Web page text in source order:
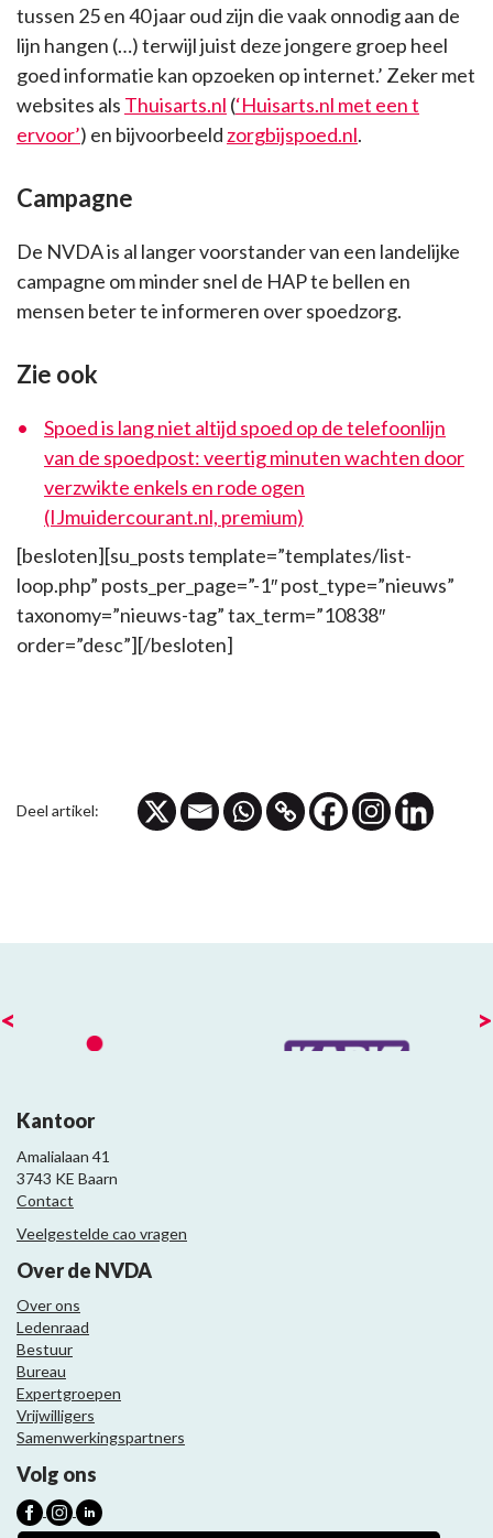
tussen 25 en 40 jaar oud zijn die vaak onnodig aan de
lijn hangen (…) terwijl juist deze jongere groep heel
goed informatie kan opzoeken op internet.’ Zeker met
websites als Thuisarts.nl (‘Huisarts.nl met een t
ervoor’) en bijvoorbeeld zorgbijspoed.nl.
Campagne
De NVDA is al langer voorstander van een landelijke
campagne om minder snel de HAP te bellen en
mensen beter te informeren over spoedzorg.
Zie ook
Spoed is lang niet altijd spoed op de telefoonlijn
van de spoedpost: veertig minuten wachten door
verzwikte enkels en rode ogen
(IJmuidercourant.nl, premium)
[besloten][su_posts template=”templates/list-
loop.php” posts_per_page=”-1″ post_type=”nieuws”
taxonomy=”nieuws-tag” tax_term=”10838″
order=”desc”][/besloten]
Deel artikel:
< >
Kantoor
Amalialaan 41
3743 KE Baarn
Contact
Veelgestelde cao vragen
Over de NVDA
Over ons
Ledenraad
Bestuur
Bureau
Expertgroepen
Vrijwilligers
Samenwerkingspartners
Volg ons